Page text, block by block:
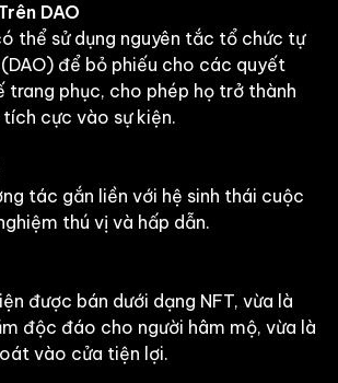
DAO
thể sử dụng nguyên tắc tổ chức tự
để bỏ phiếu cho các quyết
trang phục, cho phép họ trở thành
cực vào sự kiện.
tác gắn liền với hệ sinh thái cuộc
thú vị và hấp dẫn.
được bán dưới dạng NFT, vừa là
độc đáo cho người hâm mộ, vừa là
vào cửa tiện lợi.